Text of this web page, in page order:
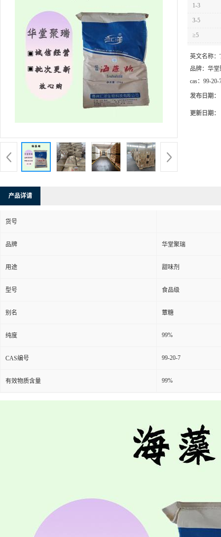
1-3
3-5
≥5
英文名称：
品牌： 华堂
cas： 99-20-
发布日期：
更新日期：
产品详请
货号
品牌 华堂聚瑞
用途 甜味剂
型号 食品级
别名 蕈糖
纯度 99%
CAS编号 99-20-7
有效物质含量 99%